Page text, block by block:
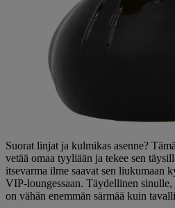
Suorat linjat ja kulmikas asenne?
vetää omaa tyyliään ja tekee sen
itsevarma ilme saavat sen liukumaan
VIP-loungessaan. Täydellinen
on vähän enemmän särmää kuin